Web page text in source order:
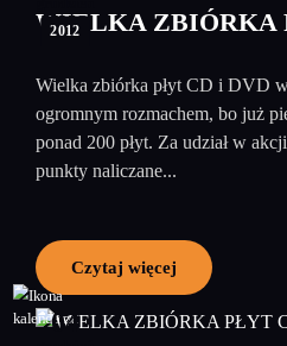
2012
WIELKA ZBIÓRKA
Wielka zbiórka płyt CD i DVD w
ogromnym rozmachem, bo już
ponad 200 płyt. Za udział w
punkty naliczane...
Czytaj więcej
04